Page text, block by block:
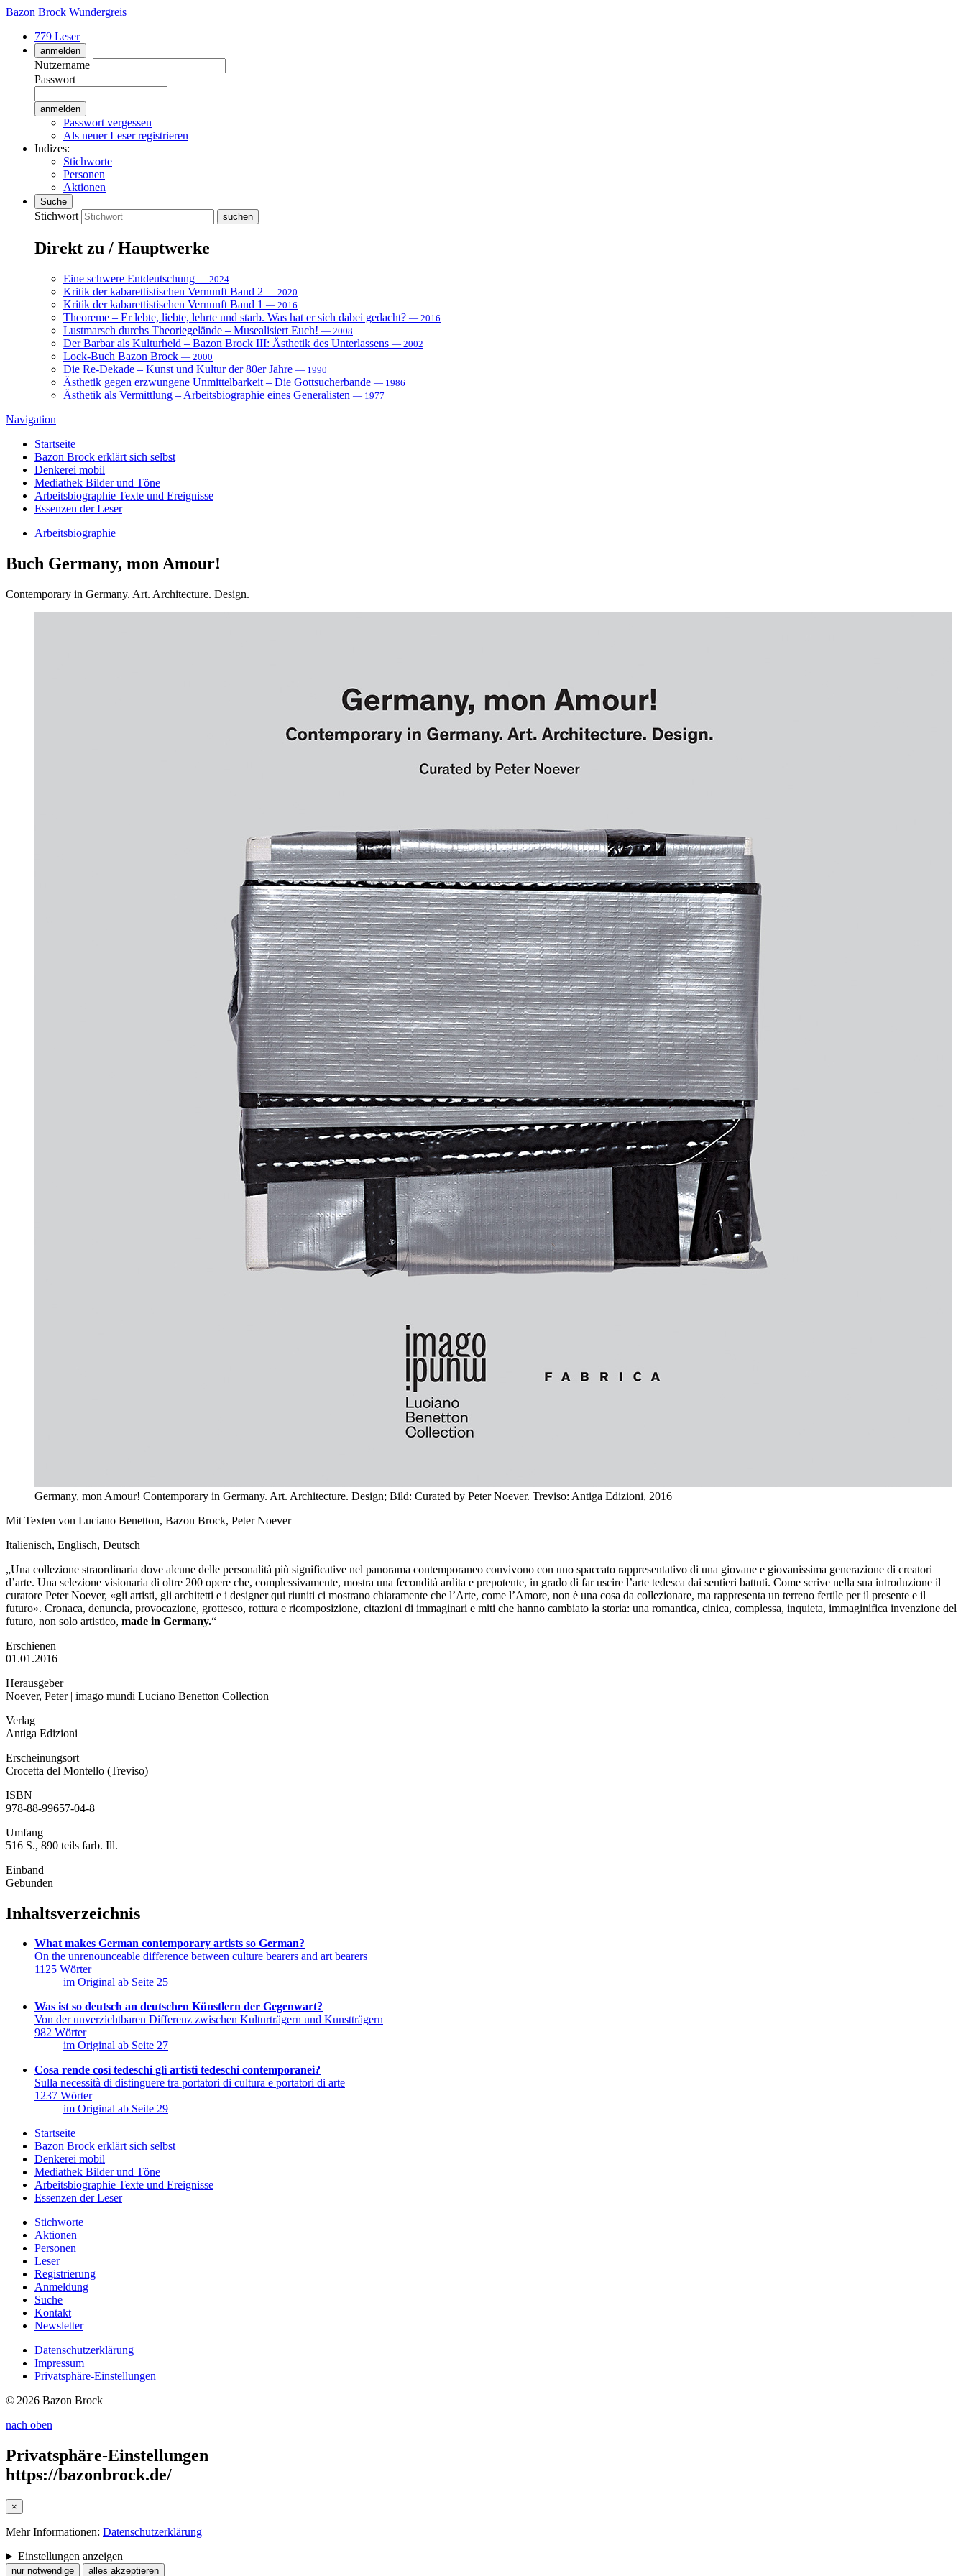
Bazon Brock Wundergreis
779 Leser
anmelden
Nutzername
Passwort
Passwort vergessen
Als neuer Leser registrieren
Indizes:
Stichworte
Personen
Aktionen
Suche
Stichwort
Direkt zu / Hauptwerke
Eine schwere Entdeutschung — 2024
Kritik der kabarettistischen Vernunft Band 2 — 2020
Kritik der kabarettistischen Vernunft Band 1 — 2016
Theoreme – Er lebte, liebte, lehrte und starb. Was hat er sich dabei gedacht? — 2016
Lustmarsch durchs Theoriegelände – Musealisiert Euch! — 2008
Der Barbar als Kulturheld – Bazon Brock III: Ästhetik des Unterlassens — 2002
Lock-Buch Bazon Brock — 2000
Die Re-Dekade – Kunst und Kultur der 80er Jahre — 1990
Ästhetik gegen erzwungene Unmittelbarkeit – Die Gottsucherbande — 1986
Ästhetik als Vermittlung – Arbeitsbiographie eines Generalisten — 1977
Navigation
Startseite
Bazon Brock erklärt sich selbst
Denkerei mobil
Mediathek Bilder und Töne
Arbeitsbiographie Texte und Ereignisse
Essenzen der Leser
Arbeitsbiographie
Buch Germany, mon Amour!
Contemporary in Germany. Art. Architecture. Design.
Germany, mon Amour! Contemporary in Germany. Art. Architecture. Design; Bild: Curated by Peter Noever. Treviso: Antiga Edizioni, 2016
Mit Texten von Luciano Benetton, Bazon Brock, Peter Noever
Italienisch, Englisch, Deutsch
„Una collezione straordinaria dove alcune delle personalità più significative nel panorama contemporaneo convivono con uno spaccato rappresentativo di una giovane e giovanissima generazione di creatori
d’arte. Una selezione visionaria di oltre 200 opere che, complessivamente, mostra una fecondità ardita e prepotente, in grado di far uscire l’arte tedesca dai sentieri battuti. Come scrive nella sua introduzione il
curatore Peter Noever, «gli artisti, gli architetti e i designer qui riuniti ci mostrano chiaramente che l’Arte, come l’Amore, non è una cosa da collezionare, ma rappresenta un terreno fertile per il presente e il
futuro». Cronaca, denuncia, provocazione, grottesco, rottura e ricomposizione, citazioni di immaginari e miti che hanno cambiato la storia: una romantica, cinica, complessa, inquieta, immaginifica invenzione del
futuro, non solo artistico, made in Germany.“
Erschienen
01.01.2016
Herausgeber
Noever, Peter | imago mundi Luciano Benetton Collection
Verlag
Antiga Edizioni
Erscheinungsort
Crocetta del Montello (Treviso)
ISBN
978-88-99657-04-8
Umfang
516 S., 890 teils farb. Ill.
Einband
Gebunden
Inhaltsverzeichnis
What makes German contemporary artists so German?
On the unrenounceable difference between culture bearers and art bearers
1125 Wörter
im Original ab Seite 25
Was ist so deutsch an deutschen Künstlern der Gegenwart?
Von der unverzichtbaren Differenz zwischen Kulturträgern und Kunstträgern
982 Wörter
im Original ab Seite 27
Cosa rende così tedeschi gli artisti tedeschi contemporanei?
Sulla necessità di distinguere tra portatori di cultura e portatori di arte
1237 Wörter
im Original ab Seite 29
Startseite
Bazon Brock erklärt sich selbst
Denkerei mobil
Mediathek Bilder und Töne
Arbeitsbiographie Texte und Ereignisse
Essenzen der Leser
Stichworte
Aktionen
Personen
Leser
Registrierung
Anmeldung
Suche
Kontakt
Newsletter
Datenschutzerklärung
Impressum
Privatsphäre-Einstellungen
© 2026 Bazon Brock
nach oben
Privatsphäre-Einstellungen
https://bazonbrock.de/
×
Mehr Informationen: Datenschutzerklärung
Einstellungen anzeigen
nur notwendige alles akzeptieren